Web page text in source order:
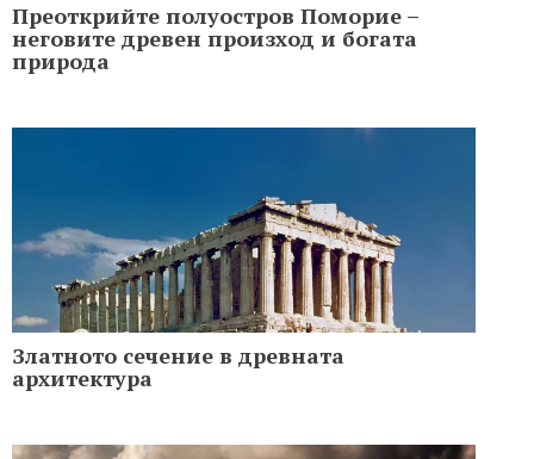
Преоткрийте полуостров Поморие –
неговите древен произход и богата
природа
Златното сечение в древната
архитектура